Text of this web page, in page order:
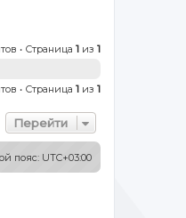
• Страница 1 из 1
• Страница 1 из 1
Перейти
пояс: UTC+03:00